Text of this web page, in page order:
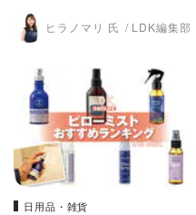
ヒラノマリ 氏 LDK編集部
日用品・雑貨